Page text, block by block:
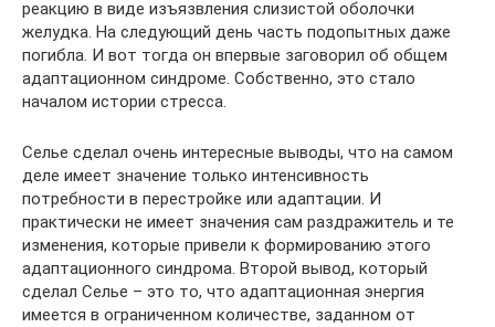
реакцию в виде изъязвления слизистой оболочки
желудка. На следующий день часть подопытных даже
погибла. И вот тогда он впервые заговорил об общем
адаптационном синдроме. Собственно, это стало
началом истории стресса.
Селье сделал очень интересные выводы, что на самом
деле имеет значение только интенсивность
потребности в перестройке или адаптации. И
практически не имеет значения сам раздражитель и те
изменения, которые привели к формированию этого
адаптационного синдрома. Второй вывод, который
сделал Селье – это то, что адаптационная энергия
имеется в ограниченном количестве, заданном от